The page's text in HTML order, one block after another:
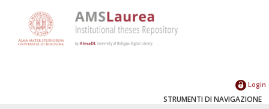
Login
STRUMENTI DI NAVIGAZIONE